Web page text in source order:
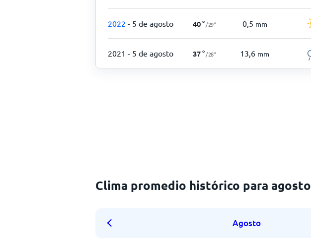
2022 - 5 de agosto 40° /29° 0,5 mm
2021 - 5 de agosto 37° /28° 13,6 mm
Clima promedio histórico para agosto
Agosto